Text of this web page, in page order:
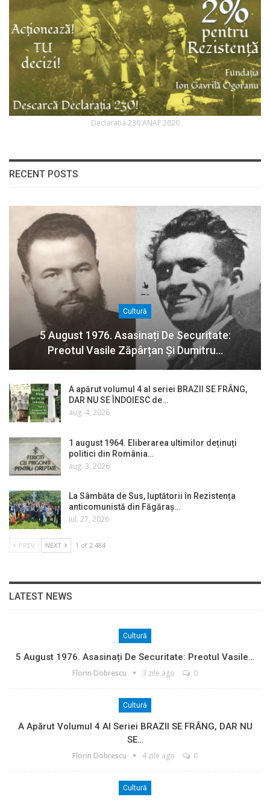
Declaratia 230 ANAF 2020
RECENT POSTS
Cultură
5 August 1976. Asasinați De Securitate:
Preotul Vasile Zăpârțan Și Dumitru…
A apărut volumul 4 al seriei BRAZII SE FRÂNG,
DAR NU SE ÎNDOIESC de…
aug. 4, 2026
1 august 1964. Eliberarea ultimilor deținuți
politici din România…
aug. 3, 2026
La Sâmbăta de Sus, luptătorii în Rezistența
anticomunistă din Făgăraș…
iul. 27, 2026
PREV NEXT 1 of 2.484
LATEST NEWS
Cultură
5 August 1976. Asasinați De Securitate: Preotul Vasile…
Florin Dobrescu 3 zile ago 0
Cultură
A Apărut Volumul 4 Al Seriei BRAZII SE FRÂNG, DAR NU
SE…
Florin Dobrescu 4 zile ago 0
Cultură